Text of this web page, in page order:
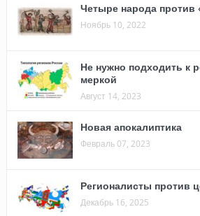
Четыре народа против
Ноябрь 10, 2022
Не нужно подходить к
меркой
Август 14, 2023
Новая апокалиптика
Февраль 07, 2023
Регионалисты против
Декабрь 16, 2025